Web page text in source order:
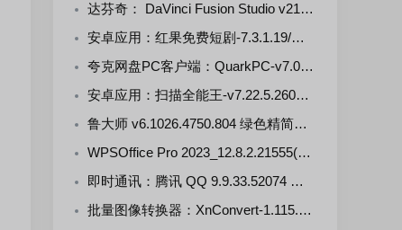
达芬奇： DaVinci Fusion Studio v21.0.4.4-KpoJluK 多语言直装版
安卓应用：红果免费短剧-7.3.1.19/漫剧-7.3.1.33 解锁VIP会员版
夸克网盘PC客户端：QuarkPC-v7.0.7.768 去更新绿色版
安卓应用：扫描全能王-v7.22.5.2607250000-VIP 解锁版
鲁大师 v6.1026.4750.804 绿色精简单文件版
WPSOffice Pro 2023_12.8.2.21555(20260806) 雨糖科技特别版
即时通讯：腾讯 QQ 9.9.33.52074 官方正式版
批量图像转换器：XnConvert-1.115.0.0 多语言免费版